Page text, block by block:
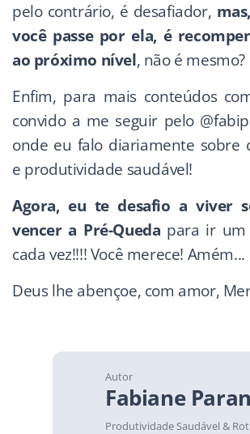
pelo contrário, é desafiador,
você passe por ela, é
ao próximo nível, não é mesmo?
Enfim, para mais conteúdos
convido a me seguir pelo
onde eu falo diariamente sobre
e produtividade saudável!
Agora, eu te desafio a viver
vencer a Pré-Queda para ir um
cada vez!!!! Você merece! Amém...
Deus lhe abençoe, com amor,
Autor
Fabiane
Produtividade Saudável &